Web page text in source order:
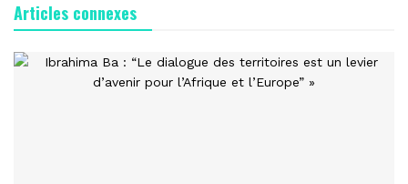
Articles connexes